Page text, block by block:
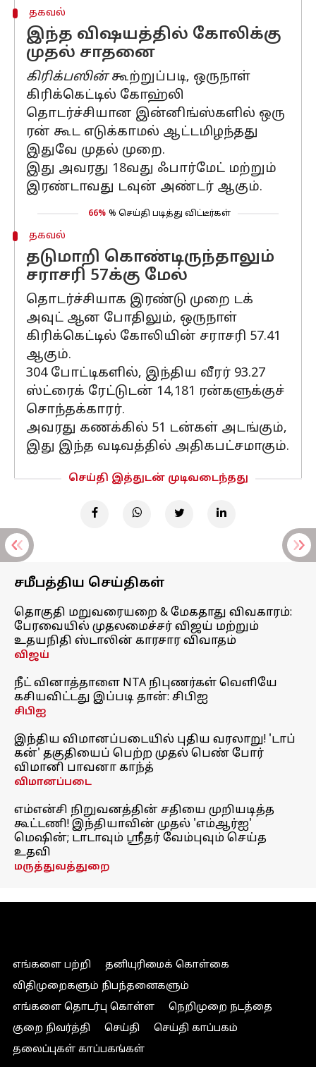
தகவல்
இந்த விஷயத்தில் கோலிக்கு
முதல் சாதனை
கிரிக்பஸின்கூற்றுப்படி, ஒருநாள்
கிரிக்கெட்டில் கோஹ்லி
தொடர்ச்சியான இன்னிங்ஸ்களில் ஒரு
ரன் கூட எடுக்காமல் ஆட்டமிழந்தது
இதுவே முதல் முறை.
இது அவரது 18வது ஃபார்மேட் மற்றும்
இரண்டாவது டவுன் அண்டர் ஆகும்.
66% % செய்தி படித்து விட்டீர்கள்
தகவல்
தடுமாறி கொண்டிருந்தாலும்
சராசரி 57க்கு மேல்
தொடர்ச்சியாக இரண்டு முறை டக்
அவுட் ஆன போதிலும், ஒருநாள்
கிரிக்கெட்டில் கோலியின் சராசரி 57.41
ஆகும்.
304 போட்டிகளில், இந்திய வீரர் 93.27
ஸ்ட்ரைக் ரேட்டுடன் 14,181 ரன்களுக்குச்
சொந்தக்காரர்.
அவரது கணக்கில் 51 டன்கள் அடங்கும்,
இது இந்த வடிவத்தில் அதிகபட்சமாகும்.
செய்தி இத்துடன் முடிவடைந்தது
சமீபத்திய செய்திகள்
தொகுதி மறுவரையறை & மேகதாது விவகாரம்:
பேரவையில் முதலமைச்சர் விஜய் மற்றும்
உதயநிதி ஸ்டாலின் காரசார விவாதம்
விஜய்
நீட் வினாத்தாளை NTA நிபுணர்கள் வெளியே
கசியவிட்டது இப்படி தான்: சிபிஐ
சிபிஐ
இந்திய விமானப்படையில் புதிய வரலாறு! 'டாப்
கன்' தகுதியைப் பெற்ற முதல் பெண் போர்
விமானி பாவனா காந்த்
விமானப்படை
எம்என்சி நிறுவனத்தின் சதியை முறியடித்த
கூட்டணி! இந்தியாவின் முதல் 'எம்ஆர்ஐ'
மெஷின்; டாடாவும் ஸ்ரீதர் வேம்புவும் செய்த
உதவி
மருத்துவத்துறை
எங்களை பற்றி
தனியுரிமைக் கொள்கை
விதிமுறைகளும் நிபந்தனைகளும்
எங்களை தொடர்பு கொள்ள
நெறிமுறை நடத்தை
குறை நிவர்த்தி
செய்தி
செய்தி காப்பகம்
தலைப்புகள் காப்பகங்கள்